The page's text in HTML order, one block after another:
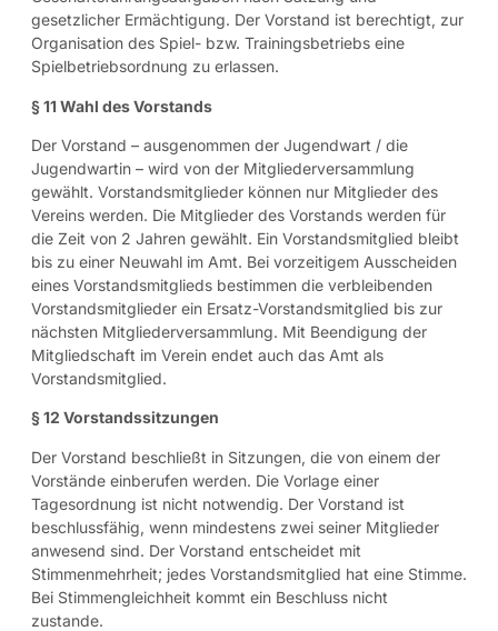
gesetzlicher Ermächtigung. Der Vorstand ist berechtigt, zur
Organisation des Spiel- bzw. Trainingsbetriebs eine
Spielbetriebsordnung zu erlassen.
§ 11 Wahl des Vorstands
Der Vorstand – ausgenommen der Jugendwart / die
Jugendwartin – wird von der Mitgliederversammlung
gewählt. Vorstandsmitglieder können nur Mitglieder des
Vereins werden. Die Mitglieder des Vorstands werden für
die Zeit von 2 Jahren gewählt. Ein Vorstandsmitglied bleibt
bis zu einer Neuwahl im Amt. Bei vorzeitigem Ausscheiden
eines Vorstandsmitglieds bestimmen die verbleibenden
Vorstandsmitglieder ein Ersatz-Vorstandsmitglied bis zur
nächsten Mitgliederversammlung. Mit Beendigung der
Mitgliedschaft im Verein endet auch das Amt als
Vorstandsmitglied.
§ 12 Vorstandssitzungen
Der Vorstand beschließt in Sitzungen, die von einem der
Vorstände einberufen werden. Die Vorlage einer
Tagesordnung ist nicht notwendig. Der Vorstand ist
beschlussfähig, wenn mindestens zwei seiner Mitglieder
anwesend sind. Der Vorstand entscheidet mit
Stimmenmehrheit; jedes Vorstandsmitglied hat eine Stimme.
Bei Stimmengleichheit kommt ein Beschluss nicht
zustande.